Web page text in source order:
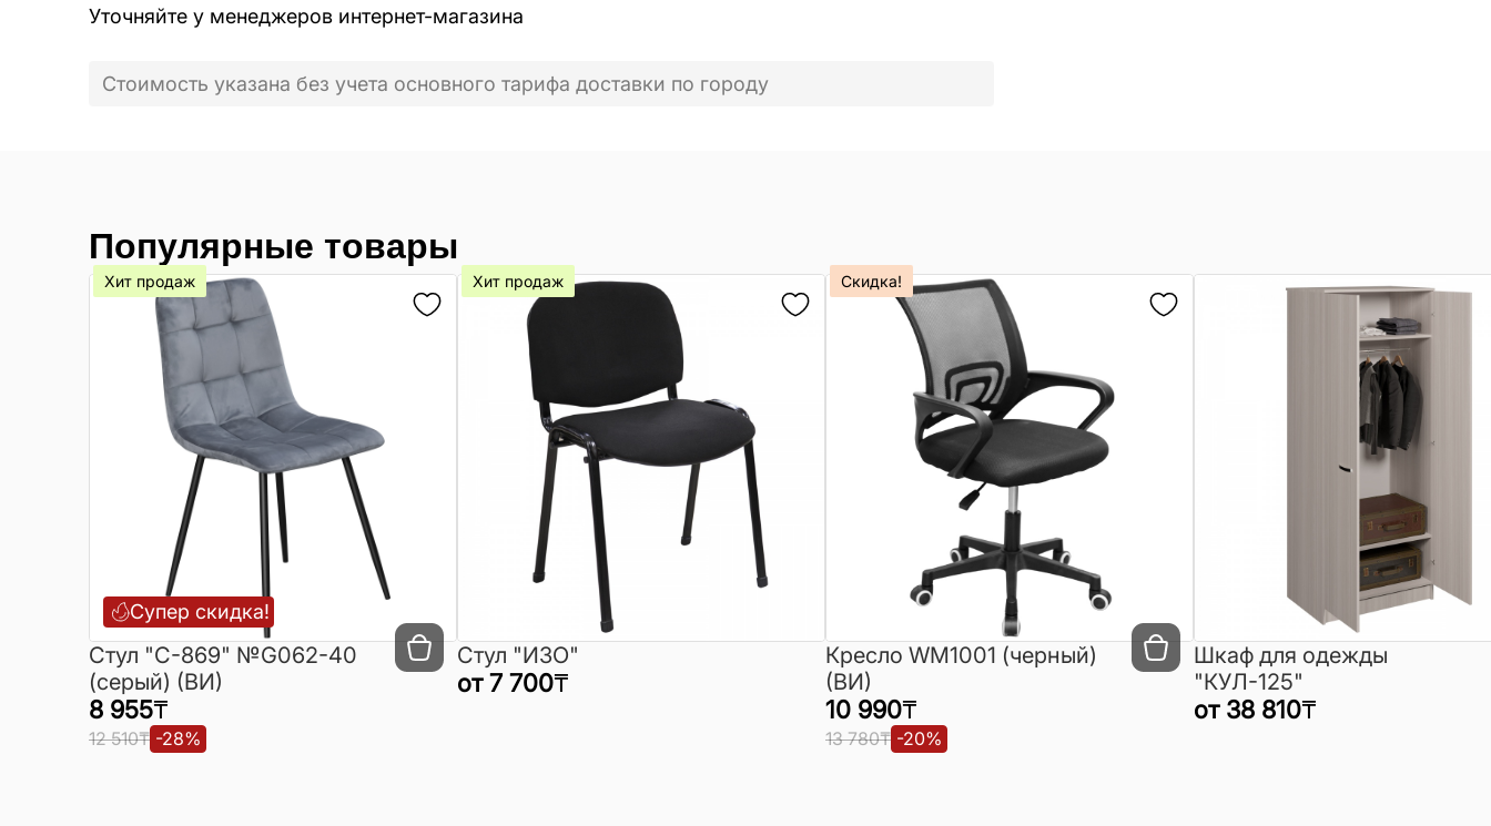
Уточняйте у менеджеров интернет-магазина
Стоимость указана без учета основного тарифа доставки по городу
Популярные товары
Супер скидка!
Хит продаж
Cтул "C-869" №G062-40
(серый) (ВИ)
8 955₸
12 510₸ -28%
Хит продаж
Стул "ИЗО"
от 7 700₸
Скидка!
Кресло WM1001 (черный)
(ВИ)
10 990₸
13 780₸ -20%
Шкаф для одежды
"КУЛ-125"
от 38 810₸